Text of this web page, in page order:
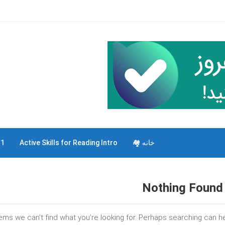
خانه 🏘 Active Skills for Reading Intro
Nothing Found
we can’t find what you’re looking for. Perhaps searching can